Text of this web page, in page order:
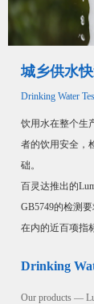
城乡供水
饮用水在整个生
者的饮用安全，
础。
百灵达推出的
GB5749的检测
在内的近百项指
Drinking Water
Drinking
Our products —